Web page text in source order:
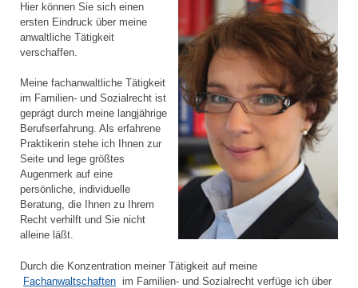
Hier können Sie sich einen
ersten Eindruck über meine
anwaltliche Tätigkeit
verschaffen.
Meine fachanwaltliche Tätigkeit
im Familien- und Sozialrecht ist
geprägt durch meine langjährige
Berufserfahrung. Als erfahrene
Praktikerin stehe ich Ihnen zur
Seite und lege größtes
Augenmerk auf eine
persönliche, individuelle
Beratung, die Ihnen zu Ihrem
Recht verhilft und Sie nicht
alleine läßt.
Durch die Konzentration meiner Tätigkeit auf meine
Fachanwaltschaften im Familien- und Sozialrecht verfüge ich über